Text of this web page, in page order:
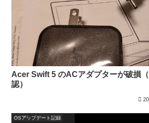
Acer Swift 5 のACアダプターが破損
認）
OSアップデート記録